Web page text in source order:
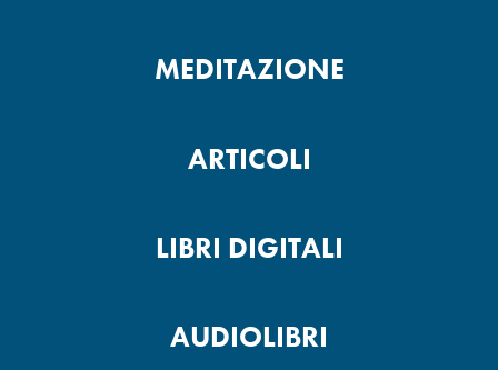
MEDITAZIONE
ARTICOLI
LIBRI DIGITALI
AUDIOLIBRI